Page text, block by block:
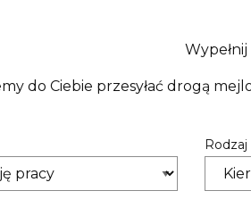
do Ciebie przesyłać drogą